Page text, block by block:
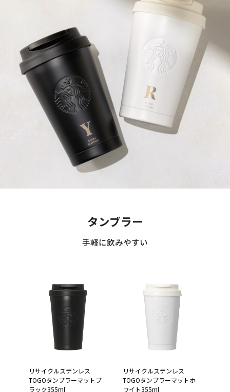
タンブラー
手軽に飲みやすい
リサイクルステンレス
TOGOタンブラーマットブ
ラック355ml
リサイクルステンレス
TOGOタンブラーマットホ
ワイト355ml